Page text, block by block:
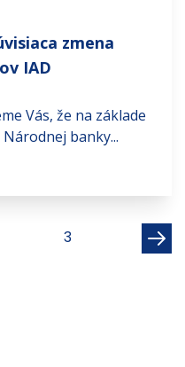
zmena
IAD
Vás, že na základe
banky...
3